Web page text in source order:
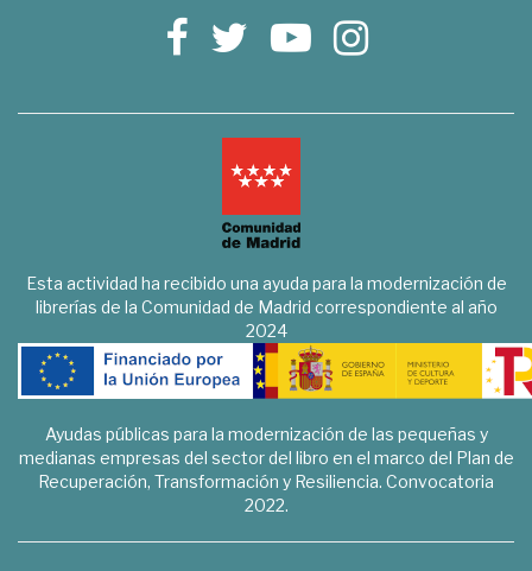
Esta actividad ha recibido una ayuda para la modernización de
librerías de la Comunidad de Madrid correspondiente al año
2024
Ayudas públicas para la modernización de las pequeñas y
medianas empresas del sector del libro en el marco del Plan de
Recuperación, Transformación y Resiliencia. Convocatoria
2022.